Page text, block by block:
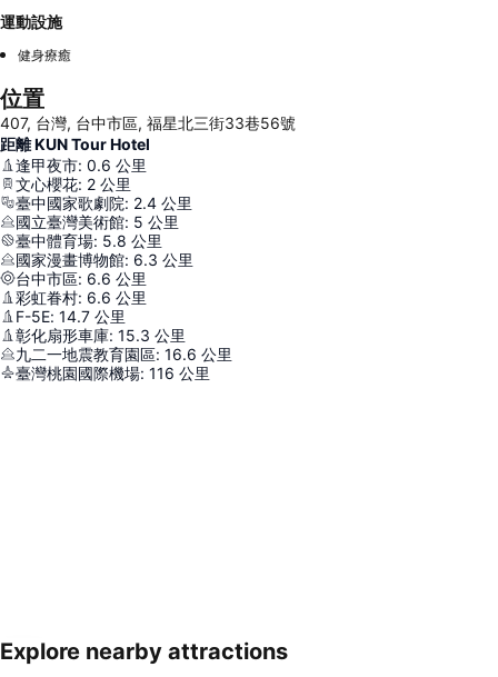
運動設施
健身療癒
位置
407, 台灣, 台中市區, 福星北三街33巷56號
距離 KUN Tour Hotel
逢甲夜市: 0.6 公里
文心櫻花: 2 公里
臺中國家歌劇院: 2.4 公里
國立臺灣美術館: 5 公里
臺中體育場: 5.8 公里
國家漫畫博物館: 6.3 公里
台中市區: 6.6 公里
彩虹眷村: 6.6 公里
F-5E: 14.7 公里
彰化扇形車庫: 15.3 公里
九二一地震教育園區: 16.6 公里
臺灣桃園國際機場: 116 公里
展開地圖
Explore nearby attractions